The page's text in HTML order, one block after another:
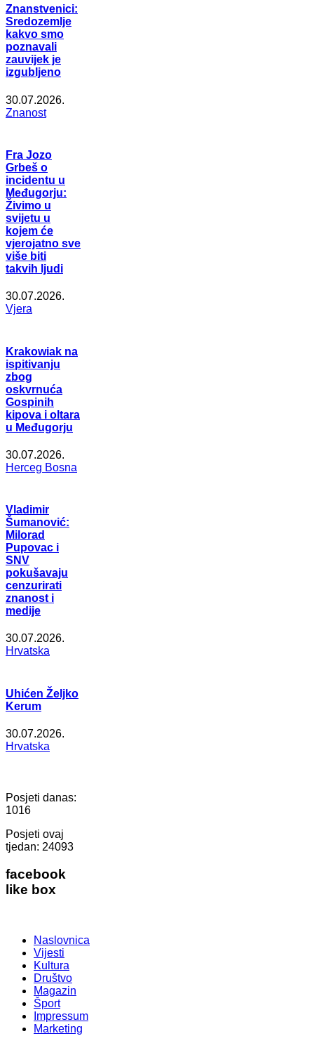
Znanstvenici:
Sredozemlje
kakvo smo
poznavali
zauvijek je
izgubljeno
30.07.2026.
Znanost
Fra Jozo
Grbeš o
incidentu u
Međugorju:
Živimo u
svijetu u
kojem će
vjerojatno sve
više biti
takvih ljudi
30.07.2026.
Vjera
Krakowiak na
ispitivanju
zbog
oskvrnuća
Gospinih
kipova i oltara
u Međugorju
30.07.2026.
Herceg Bosna
Vladimir
Šumanović:
Milorad
Pupovac i
SNV
pokušavaju
cenzurirati
znanost i
medije
30.07.2026.
Hrvatska
Uhićen Željko
Kerum
30.07.2026.
Hrvatska
Posjeti danas:
1016
Posjeti ovaj
tjedan: 24093
facebook
like box
Naslovnica
Vijesti
Kultura
Društvo
Magazin
Šport
Impressum
Marketing